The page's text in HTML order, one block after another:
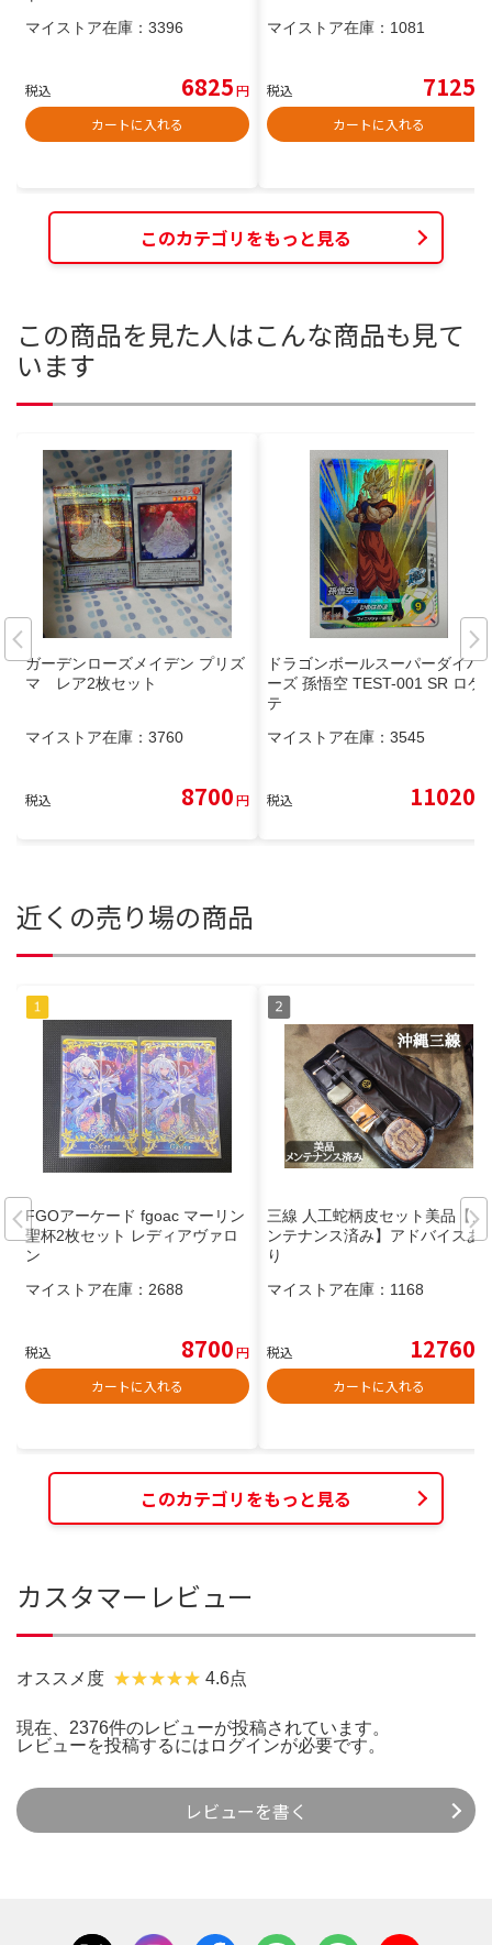
マイストア在庫： 3396
税込 6825円
カートに入れる
マイストア在庫： 1081
税込 7125
カートに入れる
このカテゴリをもっと見る
この商品を見た人はこんな商品も見て
います
ガーデンローズメイデン プリズ
マ レア2枚セット
マイストア在庫： 3760
税込 8700円
ドラゴンボールスーパーダイバ
ーズ 孫悟空 TEST-001 SR ロケ
テ
マイストア在庫： 3545
税込 11020
近くの売り場の商品
FGOアーケード fgoac マーリン
聖杯2枚セット レディアヴァロ
ン
マイストア在庫： 2688
税込 8700円
カートに入れる
三線 人工蛇柄皮セット美品【メ
ンテナンス済み】アドバイスあ
り
マイストア在庫： 1168
税込 12760
カートに入れる
このカテゴリをもっと見る
カスタマーレビュー
オススメ度 4.6点
現在、2376件のレビューが投稿されています。
レビューを投稿するには ログインが必要です。
レビューを書く